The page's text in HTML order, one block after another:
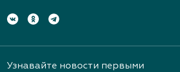
Узнавайте новости первыми